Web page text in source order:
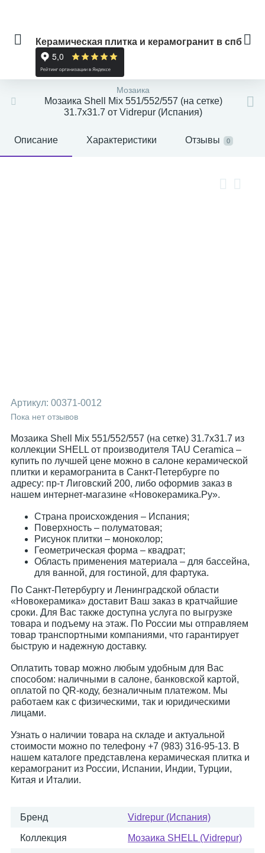
Керамическая плитка и керамогранит в спб
Мозаика
Мозаика Shell Mix 551/552/557 (на сетке)
31.7x31.7 от Vidrepur (Испания)
Описание Характеристики Отзывы 0
Артикул: 00371-0012
Пока нет отзывов
Мозаика Shell Mix 551/552/557 (на сетке) 31.7x31.7 из
коллекции SHELL от производителя TAU Ceramica –
купить по лучшей цене можно в салоне керамической
плитки и керамогранита в Санкт-Петербурге по
адресу: пр-т Лиговский 200, либо оформив заказ в
нашем интернет-магазине «Новокерамика.Ру».
Страна происхождения – Испания;
Поверхность – полуматовая;
Рисунок плитки – моноколор;
Геометрическая форма – квадрат;
Область применения материала – для бассейна,
для ванной, для гостиной, для фартука.
По Санкт-Петербургу и Ленинградской области
«Новокерамика» доставит Ваш заказ в кратчайшие
сроки. Для Вас также доступна услуга по выгрузке
товара и подъему на этаж. По России мы отправляем
товар транспортными компаниями, что гарантирует
быструю и надежную доставку.
Оплатить товар можно любым удобным для Вас
способом: наличными в салоне, банковской картой,
оплатой по QR-коду, безналичным платежом. Мы
работаем как с физическими, так и юридическими
лицами.
Узнать о наличии товара на складе и актуальной
стоимости можно по телефону +7 (983) 316-95-13. В
нашем каталоге представлена керамическая плитка и
керамогранит из России, Испании, Индии, Турции,
Китая и Италии.
Бренд Vidrepur (Испания)
Коллекция Мозаика SHELL (Vidrepur)